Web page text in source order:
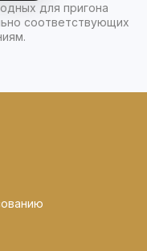
для пригона
соответствующих